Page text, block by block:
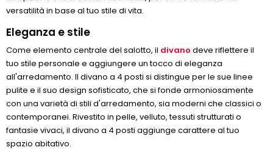
versatilità in base al tuo stile di vita.
Eleganza e stile
Come elemento centrale del salotto, il divano deve riflettere il
tuo stile personale e aggiungere un tocco di eleganza
all'arredamento. Il divano a 4 posti si distingue per le sue linee
pulite e il suo design sofisticato, che si fonde armoniosamente
con una varietà di stili d'arredamento, sia moderni che classici o
contemporanei. Rivestito in pelle, velluto, tessuti strutturati o
fantasie vivaci, il divano a 4 posti aggiunge carattere al tuo
spazio abitativo.